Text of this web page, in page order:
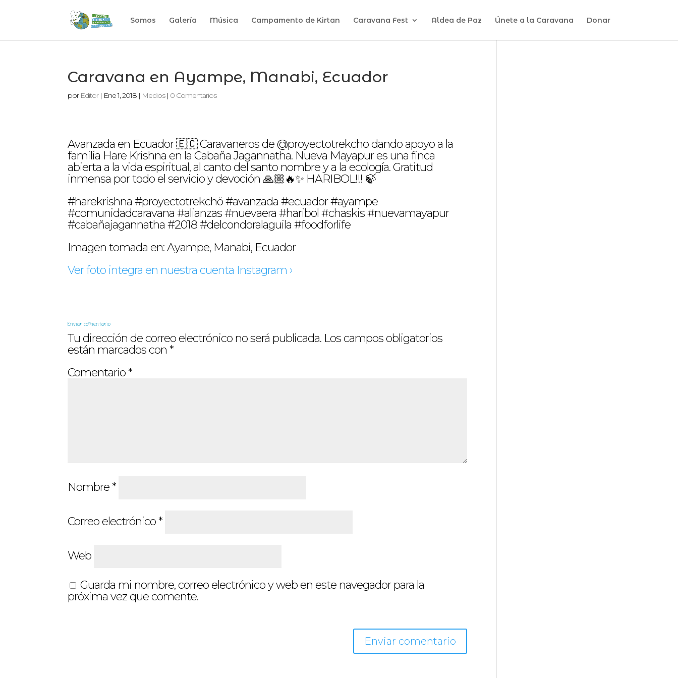
Somos Galería Música Campamento de Kirtan Caravana Fest Aldea de Paz Únete a la Caravana Donar
Caravana en Ayampe, Manabi, Ecuador
por Editor| Ene 1, 2018 | Medios| 0 Comentarios
Avanzada en Ecuador 🇪🇨 Caravaneros de @proyectotrekcho dando apoyo a la
familia Hare Krishna en la Cabaña Jagannatha. Nueva Mayapur es una finca
abierta a la vida espiritual, al canto del santo nombre y a la ecología. Gratitud
inmensa por todo el servicio y devoción 🙏🏼🔥✨ HARIBOL!!! 🍃
#harekrishna #proyectotrekchö #avanzada #ecuador #ayampe
#comunidadcaravana #alianzas #nuevaera #haribol #chaskis #nuevamayapur
#cabañajagannatha #2018 #delcondoralaguila #foodforlife
Imagen tomada en: Ayampe, Manabi, Ecuador
Ver foto integra en nuestra cuenta Instagram ›
Enviar comentario
Tu dirección de correo electrónico no será publicada. Los campos obligatorios
están marcados con*
Comentario*
Nombre*
Correo electrónico*
Web
Guarda mi nombre, correo electrónico y web en este navegador para la
próxima vez que comente.